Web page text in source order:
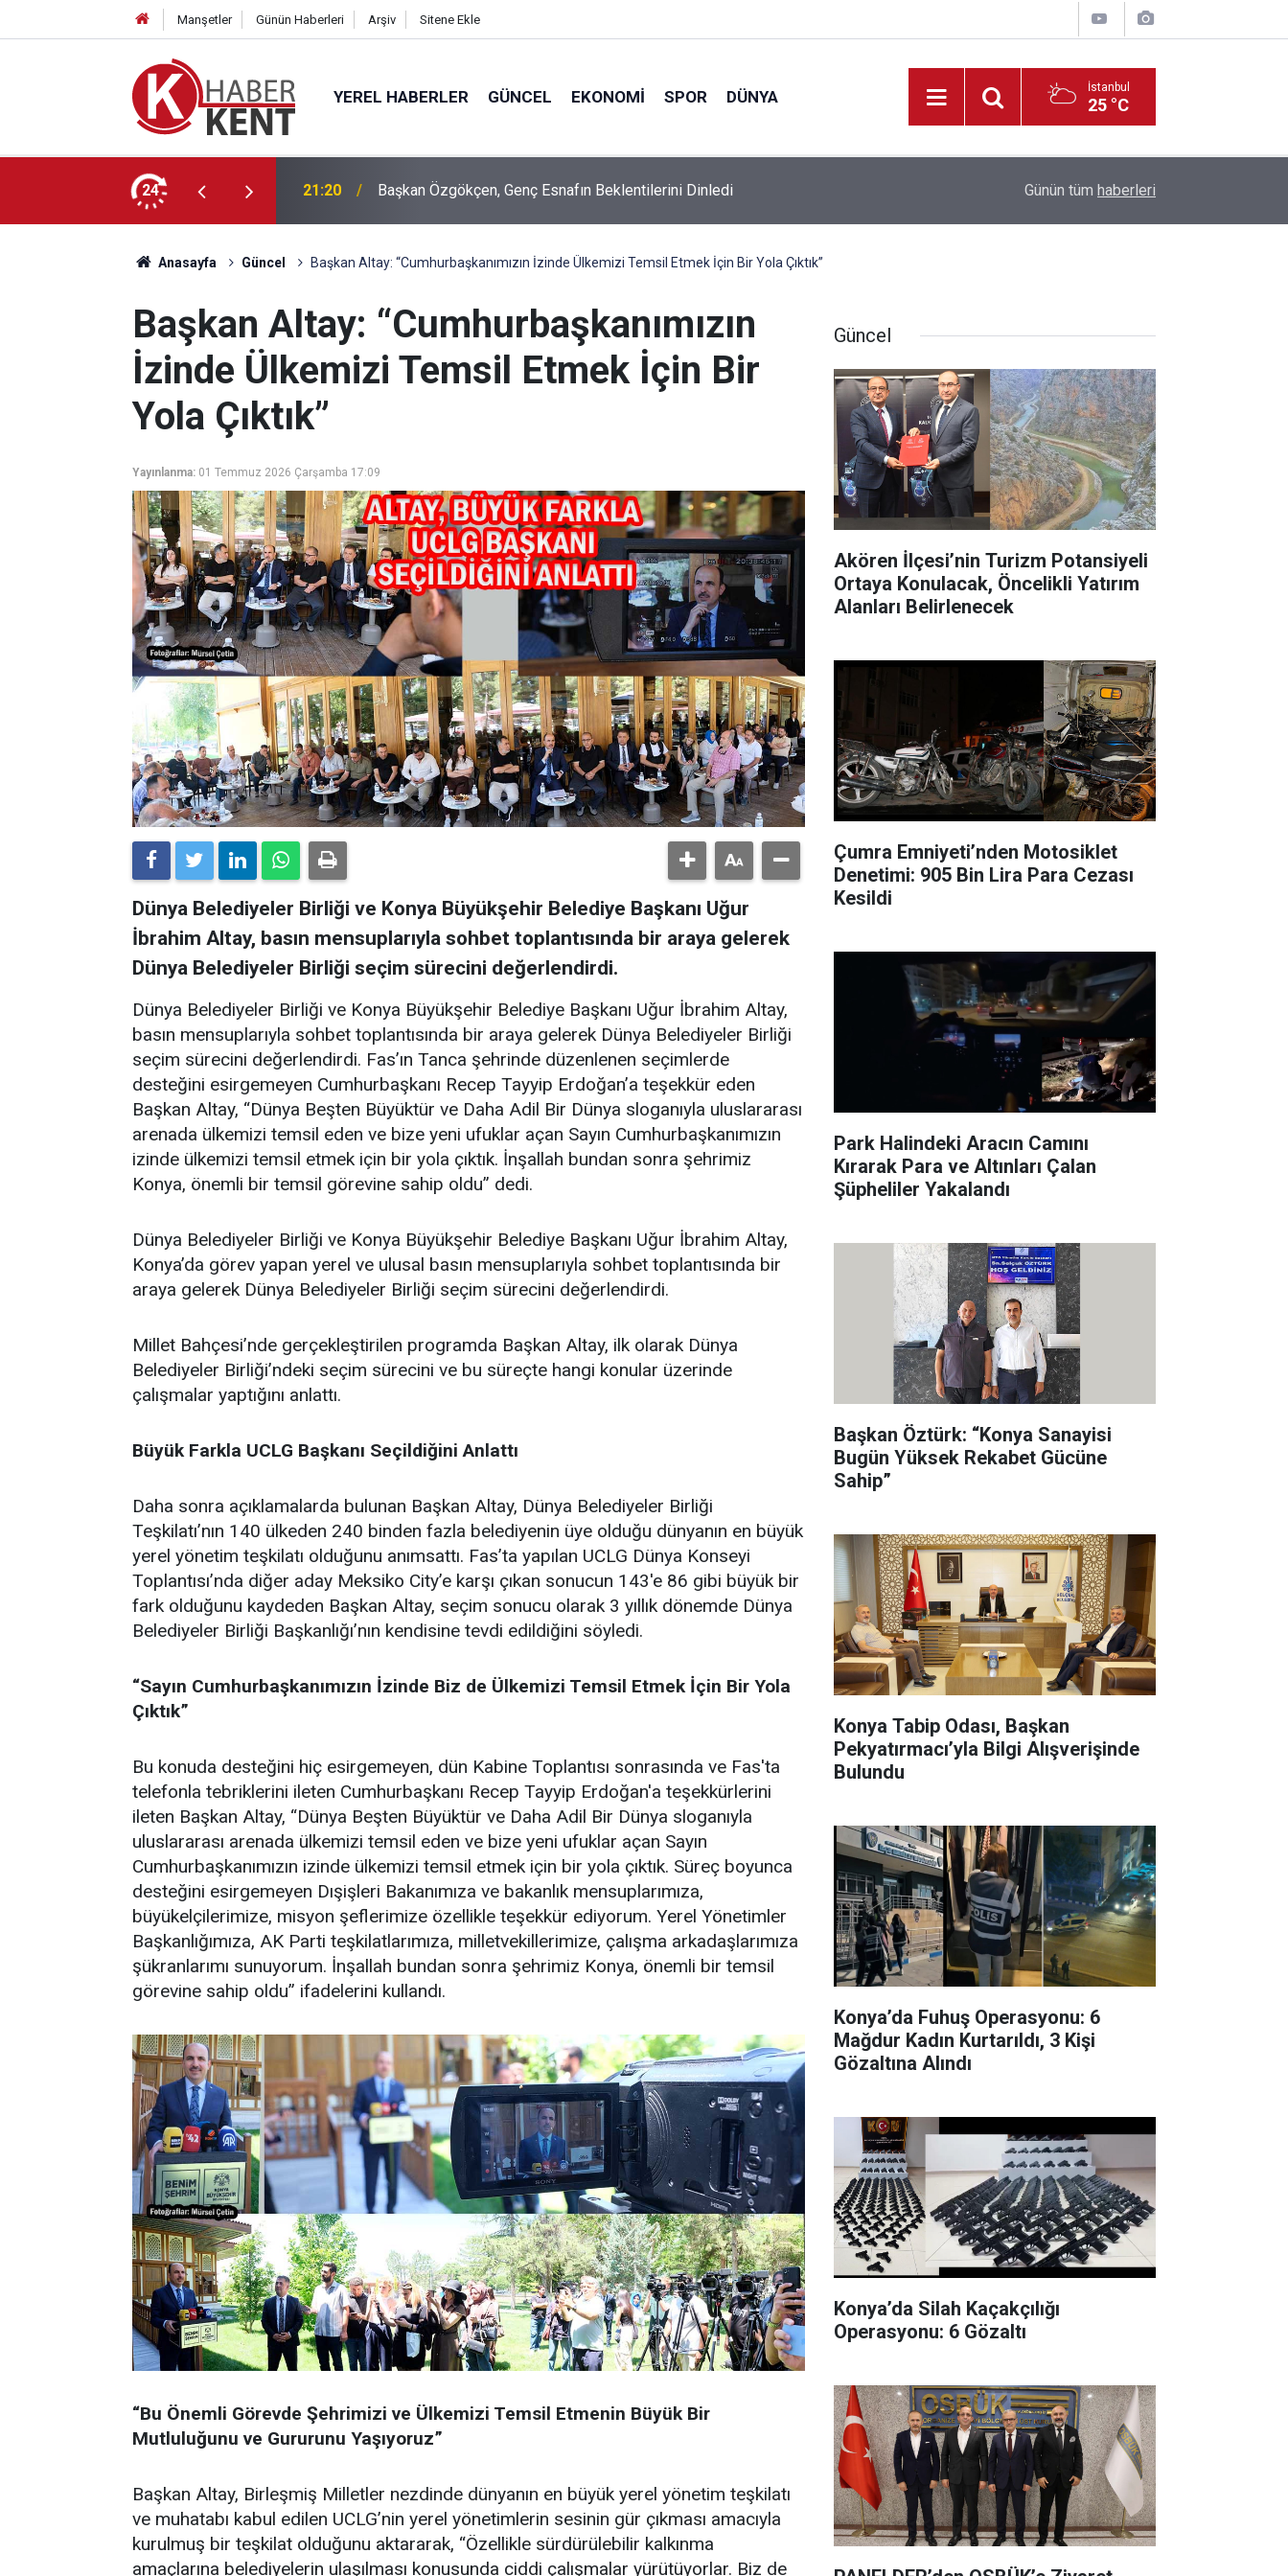
Manşetler Günün Haberleri Arşiv Sitene Ekle
YEREL HABERLER GÜNCEL EKONOMI SPOR DÜNYA İstanbul
25 °C
24
Ortaya Konulacak, Öncelikli Yatırım
21:20 Başkan Özgökçen, Genç Esnafın Beklentilerini Dinledi Konya’da Basın Mensuplarına Yönelik İHA-1
Günün tüm haberleri
Anasayfa Güncel Başkan Altay: “Cumhurbaşkanımızın İzinde Ülkemizi Temsil Etmek İçin Bir Yola Çıktık”
Başkan Altay: “Cumhurbaşkanımızın
İzinde Ülkemizi Temsil Etmek İçin Bir
Yola Çıktık”
Yayınlanma: 01 Temmuz 2026 Çarşamba 17:09
Dünya Belediyeler Birliği ve Konya Büyükşehir Belediye Başkanı Uğur
İbrahim Altay, basın mensuplarıyla sohbet toplantısında bir araya gelerek
Dünya Belediyeler Birliği seçim sürecini değerlendirdi.
Dünya Belediyeler Birliği ve Konya Büyükşehir Belediye Başkanı Uğur İbrahim Altay,
basın mensuplarıyla sohbet toplantısında bir araya gelerek Dünya Belediyeler Birliği
seçim sürecini değerlendirdi. Fas’ın Tanca şehrinde düzenlenen seçimlerde
desteğini esirgemeyen Cumhurbaşkanı Recep Tayyip Erdoğan’a teşekkür eden
Başkan Altay, “Dünya Beşten Büyüktür ve Daha Adil Bir Dünya sloganıyla uluslararası
arenada ülkemizi temsil eden ve bize yeni ufuklar açan Sayın Cumhurbaşkanımızın
izinde ülkemizi temsil etmek için bir yola çıktık. İnşallah bundan sonra şehrimiz
Konya, önemli bir temsil görevine sahip oldu” dedi.
Dünya Belediyeler Birliği ve Konya Büyükşehir Belediye Başkanı Uğur İbrahim Altay,
Konya’da görev yapan yerel ve ulusal basın mensuplarıyla sohbet toplantısında bir
araya gelerek Dünya Belediyeler Birliği seçim sürecini değerlendirdi.
Millet Bahçesi’nde gerçekleştirilen programda Başkan Altay, ilk olarak Dünya
Belediyeler Birliği’ndeki seçim sürecini ve bu süreçte hangi konular üzerinde
çalışmalar yaptığını anlattı.
Büyük Farkla UCLG Başkanı Seçildiğini Anlattı
Daha sonra açıklamalarda bulunan Başkan Altay, Dünya Belediyeler Birliği
Teşkilatı’nın 140 ülkeden 240 binden fazla belediyenin üye olduğu dünyanın en büyük
yerel yönetim teşkilatı olduğunu anımsattı. Fas’ta yapılan UCLG Dünya Konseyi
Toplantısı’nda diğer aday Meksiko City’e karşı çıkan sonucun 143'e 86 gibi büyük bir
fark olduğunu kaydeden Başkan Altay, seçim sonucu olarak 3 yıllık dönemde Dünya
Belediyeler Birliği Başkanlığı’nın kendisine tevdi edildiğini söyledi.
“Sayın Cumhurbaşkanımızın İzinde Biz de Ülkemizi Temsil Etmek İçin Bir Yola
Çıktık”
Bu konuda desteğini hiç esirgemeyen, dün Kabine Toplantısı sonrasında ve Fas'ta
telefonla tebriklerini ileten Cumhurbaşkanı Recep Tayyip Erdoğan'a teşekkürlerini
ileten Başkan Altay, “Dünya Beşten Büyüktür ve Daha Adil Bir Dünya sloganıyla
uluslararası arenada ülkemizi temsil eden ve bize yeni ufuklar açan Sayın
Cumhurbaşkanımızın izinde ülkemizi temsil etmek için bir yola çıktık. Süreç boyunca
desteğini esirgemeyen Dışişleri Bakanımıza ve bakanlık mensuplarımıza,
büyükelçilerimize, misyon şeflerimize özellikle teşekkür ediyorum. Yerel Yönetimler
Başkanlığımıza, AK Parti teşkilatlarımıza, milletvekillerimize, çalışma arkadaşlarımıza
şükranlarımı sunuyorum. İnşallah bundan sonra şehrimiz Konya, önemli bir temsil
görevine sahip oldu” ifadelerini kullandı.
“Bu Önemli Görevde Şehrimizi ve Ülkemizi Temsil Etmenin Büyük Bir
Mutluluğunu ve Gururunu Yaşıyoruz”
Başkan Altay, Birleşmiş Milletler nezdinde dünyanın en büyük yerel yönetim teşkilatı
ve muhatabı kabul edilen UCLG’nin yerel yönetimlerin sesinin gür çıkması amacıyla
kurulmuş bir teşkilat olduğunu aktararak, “Özellikle sürdürülebilir kalkınma
amaçlarına belediyelerin ulaşılması konusunda ciddi çalışmalar yürütüyorlar. Biz de
Güncel
Akören İlçesi’nin Turizm Potansiyeli
Ortaya Konulacak, Öncelikli Yatırım
Alanları Belirlenecek
Çumra Emniyeti’nden Motosiklet
Denetimi: 905 Bin Lira Para Cezası
Kesildi
Park Halindeki Aracın Camını
Kırarak Para ve Altınları Çalan
Şüpheliler Yakalandı
Başkan Öztürk: “Konya Sanayisi
Bugün Yüksek Rekabet Gücüne
Sahip”
Konya Tabip Odası, Başkan
Pekyatırmacı’yla Bilgi Alışverişinde
Bulundu
Konya’da Fuhuş Operasyonu: 6
Mağdur Kadın Kurtarıldı, 3 Kişi
Gözaltına Alındı
Konya’da Silah Kaçakçılığı
Operasyonu: 6 Gözaltı